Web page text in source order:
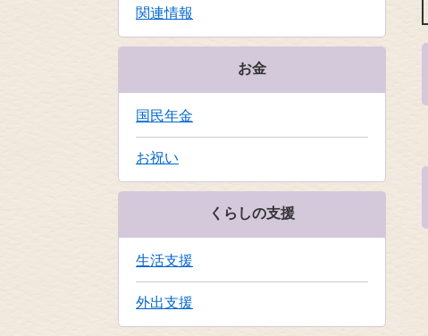
関連情報
お金
国民年金
お祝い
くらしの支援
生活支援
外出支援